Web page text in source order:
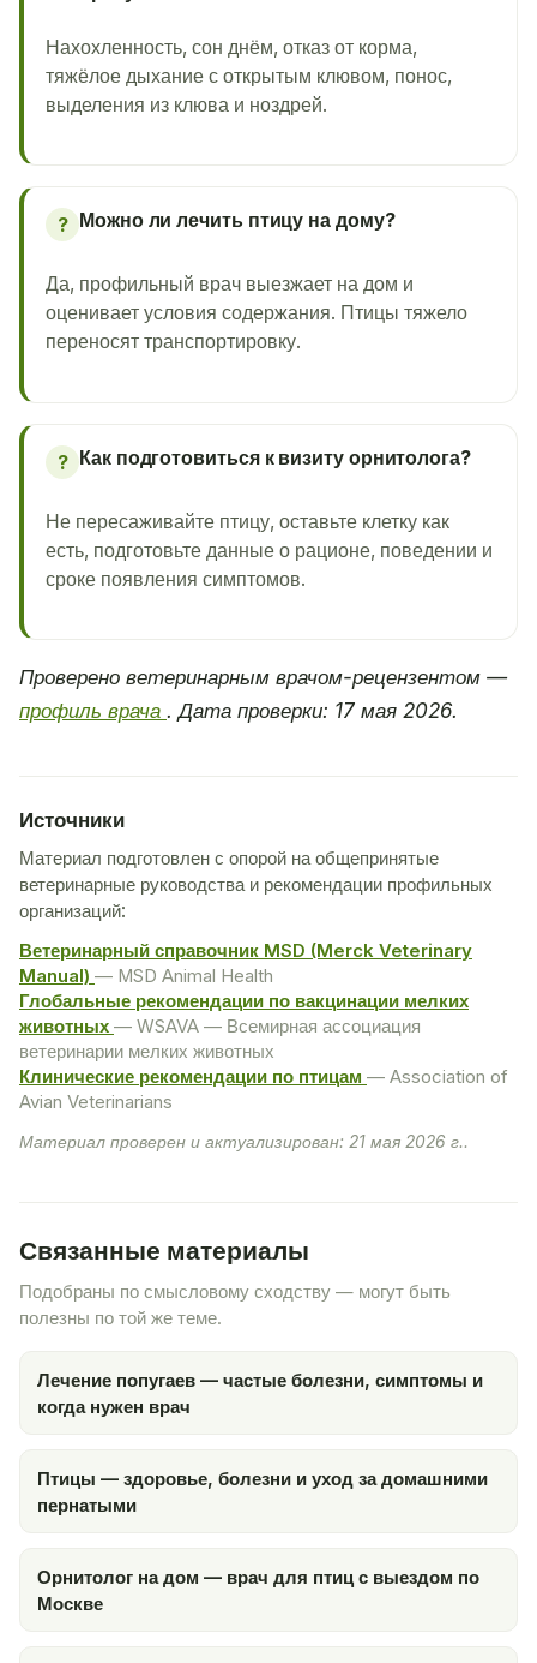
Нахохленность, сон днём, отказ от корма,
тяжёлое дыхание с открытым клювом, понос,
выделения из клюва и ноздрей.
? Можно ли лечить птицу на дому?
Да, профильный врач выезжает на дом и
оценивает условия содержания. Птицы тяжело
переносят транспортировку.
? Как подготовиться к визиту орнитолога?
Не пересаживайте птицу, оставьте клетку как
есть, подготовьте данные о рационе, поведении и
сроке появления симптомов.
Проверено ветеринарным врачом-рецензентом —
профиль врача . Дата проверки: 17 мая 2026.
Источники
Материал подготовлен с опорой на общепринятые
ветеринарные руководства и рекомендации профильных
организаций:
Ветеринарный справочник MSD (Merck Veterinary
Manual) — MSD Animal Health
Глобальные рекомендации по вакцинации мелких
животных — WSAVA — Всемирная ассоциация
ветеринарии мелких животных
Клинические рекомендации по птицам — Association of
Avian Veterinarians
Материал проверен и актуализирован: 21 мая 2026 г..
Связанные материалы
Подобраны по смысловому сходству — могут быть
полезны по той же теме.
Лечение попугаев — частые болезни, симптомы и
когда нужен врач
Птицы — здоровье, болезни и уход за домашними
пернатыми
Орнитолог на дом — врач для птиц с выездом по
Москве